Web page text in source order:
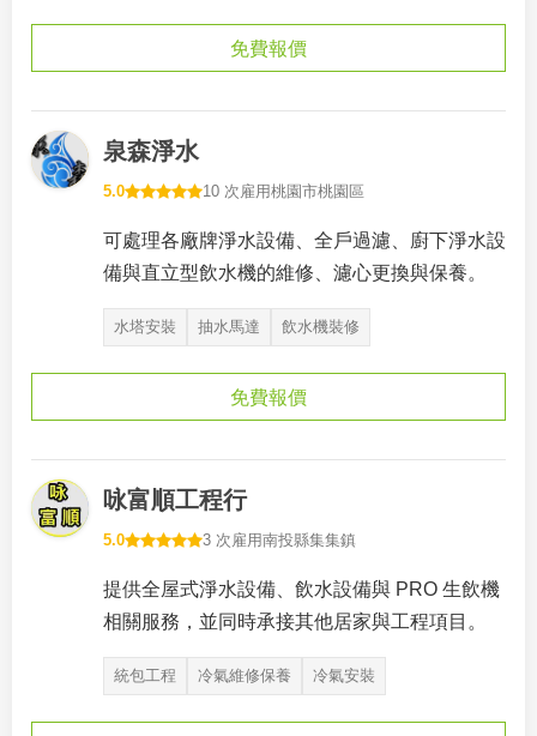
免費報價
泉森淨水
5.0 10 次雇用桃園市桃園區
可處理各廠牌淨水設備、全戶過濾、廚下淨水設
備與直立型飲水機的維修、濾心更換與保養。
水塔安裝 抽水馬達 飲水機裝修
免費報價
咏富順工程行
5.0 3 次雇用南投縣集集鎮
提供全屋式淨水設備、飲水設備與 PRO 生飲機
相關服務，並同時承接其他居家與工程項目。
統包工程 冷氣維修保養 冷氣安裝